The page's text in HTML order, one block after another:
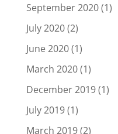
September 2020(1)
July 2020(2)
June 2020(1)
March 2020(1)
December 2019(1)
July 2019(1)
March 2019(2)